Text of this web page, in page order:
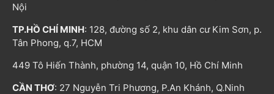
Nội
TP.HỒ CHÍ MINH: 128, đường số 2, khu dân cư Kim Sơn, p.
Tân Phong, q.7, HCM
449 Tô Hiến Thành, phường 14, quận 10, Hồ Chí Minh
CẦN THƠ: 27 Nguyễn Tri Phương, P.An Khánh, Q.Ninh